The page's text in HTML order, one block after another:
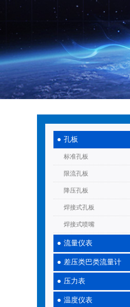
孔板
标准孔板
限流孔板
降压孔板
焊接式孔板
焊接式喷嘴
流量仪表
差压类巴类流量计
压力表
温度仪表